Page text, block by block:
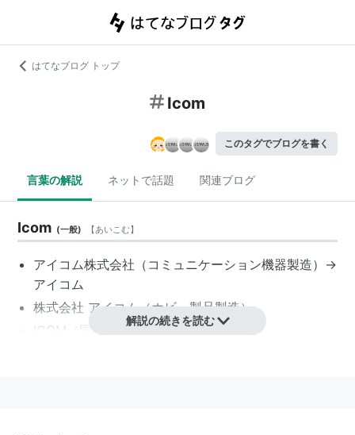
はてなブログ トップ
Icom
このタグでブログを書く
言葉の解説 ネットで話題 関連ブログ
Icom (一般) 【あいこむ】
アイコム株式会社（コミュニケーション機器製造）→
アイコム
株式会社 アイコム（ホビー製品製造）
ICOM（国際博物館会議）日本委員会
解説の続きを読む